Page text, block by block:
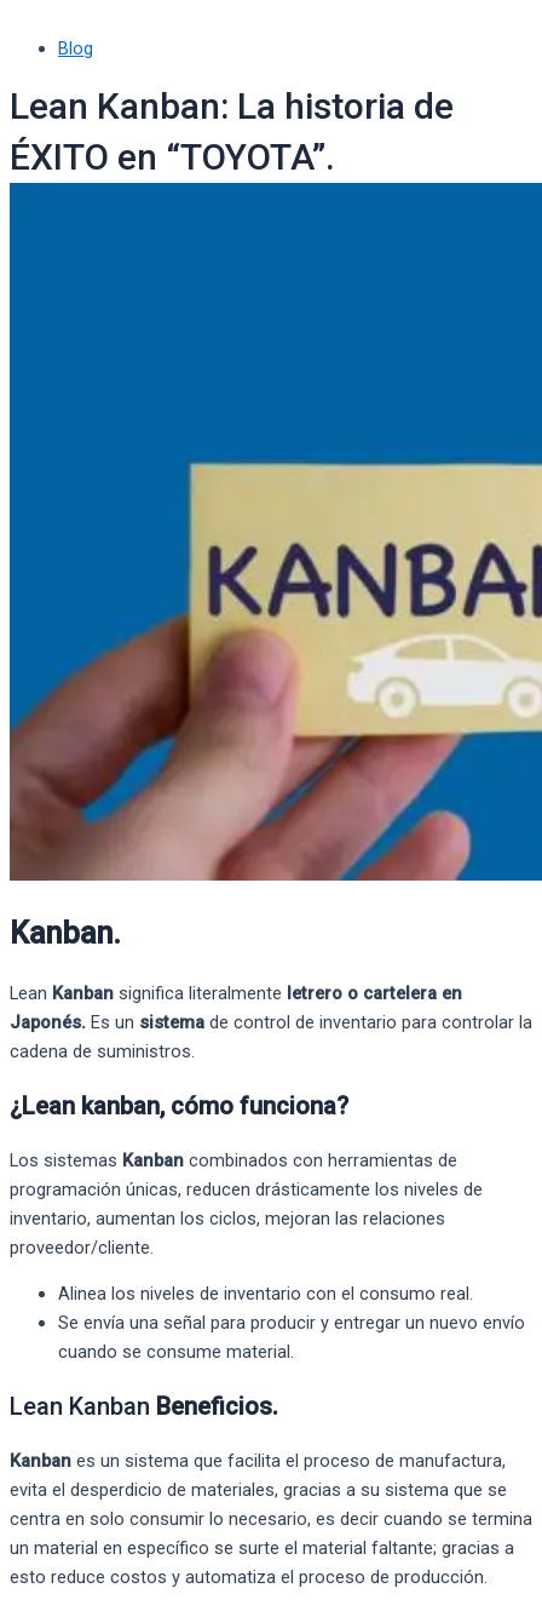
Blog
Lean Kanban: La historia de
ÉXITO en “TOYOTA”.
Kanban.
Lean Kanban significa literalmente letrero o cartelera en
Japonés. Es un sistema de control de inventario para controlar la
cadena de suministros.
¿Lean kanban, cómo funciona?
Los sistemas Kanban combinados con herramientas de
programación únicas, reducen drásticamente los niveles de
inventario, aumentan los ciclos, mejoran las relaciones
proveedor/cliente.
Alinea los niveles de inventario con el consumo real.
Se envía una señal para producir y entregar un nuevo envío
cuando se consume material.
Lean Kanban Beneficios.
Kanban es un sistema que facilita el proceso de manufactura,
evita el desperdicio de materiales, gracias a su sistema que se
centra en solo consumir lo necesario, es decir cuando se termina
un material en específico se surte el material faltante; gracias a
esto reduce costos y automatiza el proceso de producción.